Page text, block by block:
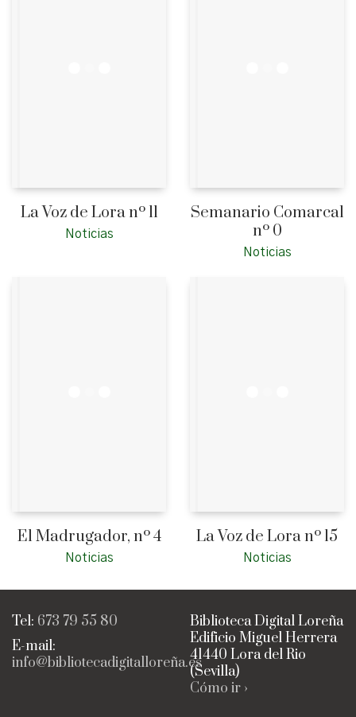
La Voz de Lora nº 11
Noticias
Semanario Comarcal
nº 0
Noticias
El Madrugador, nº 4
Noticias
La Voz de Lora nº 15
Noticias
Tel: 673 79 55 80
E-mail:
info@bibliotecadigitalloreña.es
Biblioteca Digital Loreña
Edificio Miguel Herrera
41440 Lora del Rio
(Sevilla)
Cómo ir ›